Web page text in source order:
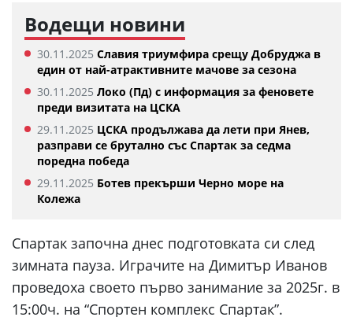
Водещи новини
30.11.2025 Славия триумфира срещу Добруджа в
един от най-атрактивните мачове за сезона
30.11.2025 Локо (Пд) с информация за феновете
преди визитата на ЦСКА
29.11.2025 ЦСКА продължава да лети при Янев,
разправи се брутално със Спартак за седма
поредна победа
29.11.2025 Ботев прекърши Черно море на
Колежа
Спартак започна днес подготовката си след
зимната пауза. Играчите на Димитър Иванов
проведоха своето първо занимание за 2025г. в
15:00ч. на “Спортен комплекс Спартак”.